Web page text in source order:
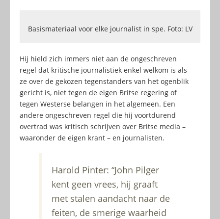
Basismateriaal voor elke journalist in spe. Foto: LV
Hij hield zich immers niet aan de ongeschreven
regel dat kritische journalistiek enkel welkom is als
ze over de gekozen tegenstanders van het ogenblik
gericht is, niet tegen de eigen Britse regering of
tegen Westerse belangen in het algemeen. Een
andere ongeschreven regel die hij voortdurend
overtrad was kritisch schrijven over Britse media –
waaronder de eigen krant – en journalisten.
Harold Pinter: “John Pilger
kent geen vrees, hij graaft
met stalen aandacht naar de
feiten, de smerige waarheid